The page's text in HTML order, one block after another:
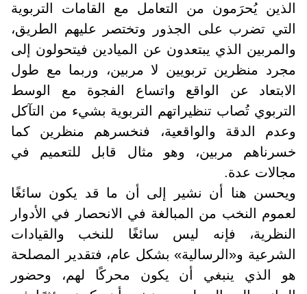
الذين يُحرَمون من التعامل مع القامات التربوية
التي تضرب على الجذور وتختصر عليهم الطريق،
والمربين الذي يبتعدون عن الميادين فيتحولون إلى
مجرد منظرين تربويين لا مربين، وربما مع طول
الابتعاد عن الواقع واتساع الفجوة مع الوسط
التربوي تُصاب تنظيراتهم التربوية بشيء من التآكل
وعدم الدقة والواقعية، فنخسرهم منظرين كما
خسرناهم مربين، وهو مثال قابل للتعميم في
مجالات عدة.
ويحسن هنا أن نشير إلى أن ما قد يكون سائغًا
لعموم النخب من المبالغة في الانحصار في الأدوار
النظرية، فإنه ليس سائغًا للنخب والقيادات
الشرعية و«الرسالية» بشكل عام، فتقدير المصلحة
هو الذي ينبغي أن يكون محركًا لهم، وحضور